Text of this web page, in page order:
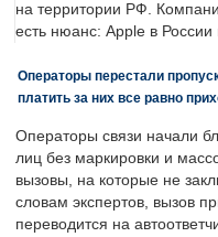
на территории РФ.
есть нюанс: Apple в России
Операторы перестали
платить за них все равно
Операторы связи начали
лиц без маркировки и
вызовы, на которые не
словам экспертов, вызов
переводится на